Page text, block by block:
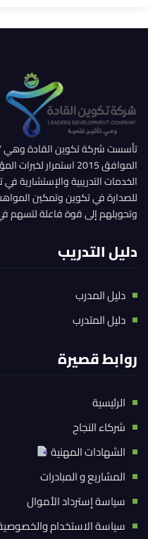
الموافق 2015 استمرار
الخدمات التدريبية والإستشارية
للصدارة في تكوين وتمكين المواهب
وتحويلهم إلى قوة فاعلة لتسهم
دليل التدريب
دليل المدرب
دليل المتدرب
روابط قصيرة
الرئيسية
شركاء النجاح
الشهادات المهنية
المشاريع و المبادرات
سياسة إسترداد الأموال
سياسة الاستخدام